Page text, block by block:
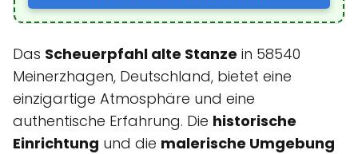
Das Scheuerpfahl alte Stanze in 58540
Meinerzhagen, Deutschland, bietet eine
einzigartige Atmosphäre und eine
authentische Erfahrung. Die historische
Einrichtung und die malerische Umgebung